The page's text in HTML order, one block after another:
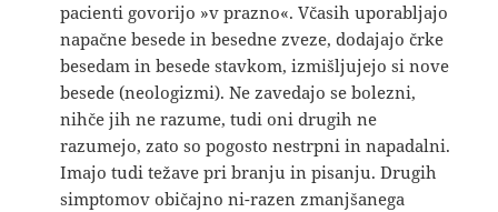
pacienti govorijo »v prazno«. Včasih uporabljajo
napačne besede in besedne zveze, dodajajo črke
besedam in besede stavkom, izmišljujejo si nove
besede (neologizmi). Ne zavedajo se bolezni,
nihče jih ne razume, tudi oni drugih ne
razumejo, zato so pogosto nestrpni in napadalni.
Imajo tudi težave pri branju in pisanju. Drugih
simptomov običajno ni-razen zmanjšanega